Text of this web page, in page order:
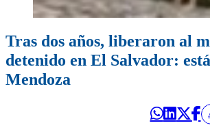
Tras dos años, liberaron al
detenido en El Salvador:
Mendoza